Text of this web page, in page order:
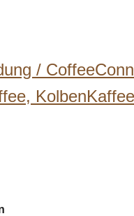
/
KolbenKaffee